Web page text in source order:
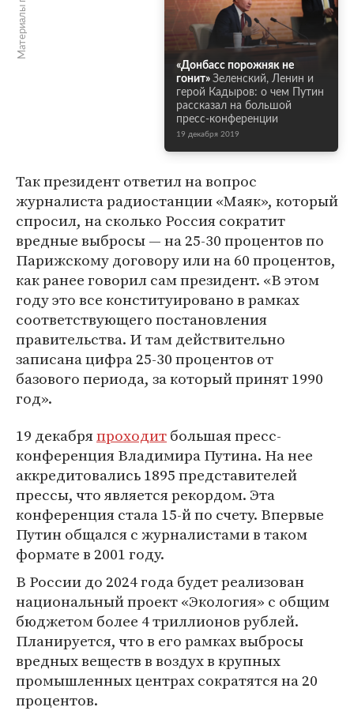
«Донбасс порожняк не
гонит» Зеленский, Ленин и
герой Кадыров: о чем Путин
рассказал на большой
пресс-конференции
19 декабря 2019
Так президент ответил на вопрос
журналиста радиостанции «Маяк», который
спросил, на сколько Россия сократит
вредные выбросы — на 25-30 процентов по
Парижскому договору или на 60 процентов,
как ранее говорил сам президент. «В этом
году это все конституировано в рамках
соответствующего постановления
правительства. И там действительно
записана цифра 25-30 процентов от
базового периода, за который принят 1990
год».
19 декабряпроходитбольшая пресс-
конференция Владимира Путина. На нее
аккредитовались 1895 представителей
прессы, что является рекордом. Эта
конференция стала 15-й по счету. Впервые
Путин общался с журналистами в таком
формате в 2001 году.
В России до 2024 года будет реализован
национальный проект «Экология» с общим
бюджетом более 4 триллионов рублей.
Планируется, что в его рамках выбросы
вредных веществ в воздух в крупных
промышленных центрах сократятся на 20
процентов.